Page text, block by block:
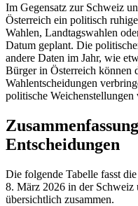
Im Gegensatz zur Schweiz
Österreich ein politisch
Wahlen, Landtagswahlen
Datum geplant. Die
andere Daten im Jahr, wie
Bürger in Österreich können
Wahlentscheidungen
politische Weichenstellungen
Entscheidungen
Die folgende Tabelle fasst
8. März 2026 in der Schweiz
übersichtlich zusammen.